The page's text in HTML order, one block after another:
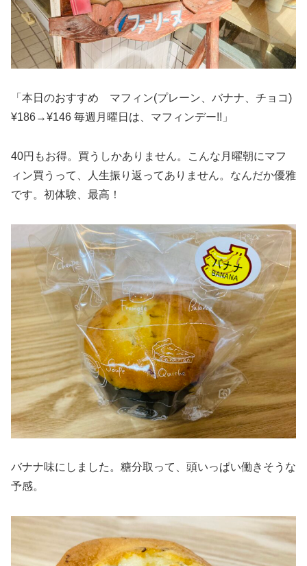
「本日のおすすめ マフィン(プレーン、バナナ、チョコ)
¥186→¥146 毎週月曜日は、マフィンデー!!」
40円もお得。買うしかありません。こんな月曜朝にマフ
ィン買うって、人生振り返ってありません。なんだか優雅
です。初体験、最高！
バナナ味にしました。糖分取って、頭いっぱい働きそうな
予感。